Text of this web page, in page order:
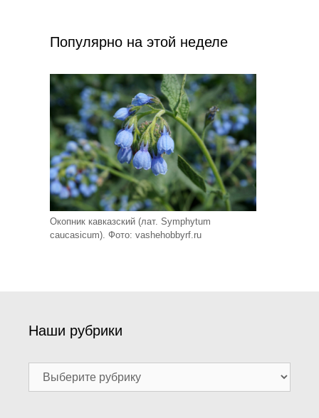
Популярно на этой неделе
Окопник кавказский (лат. Symphytum
caucasicum). Фото: vashehobbyrf.ru
Наши рубрики
Наши
рубрики